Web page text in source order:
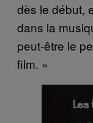
dès le début,
dans la
peut-être le
film. »